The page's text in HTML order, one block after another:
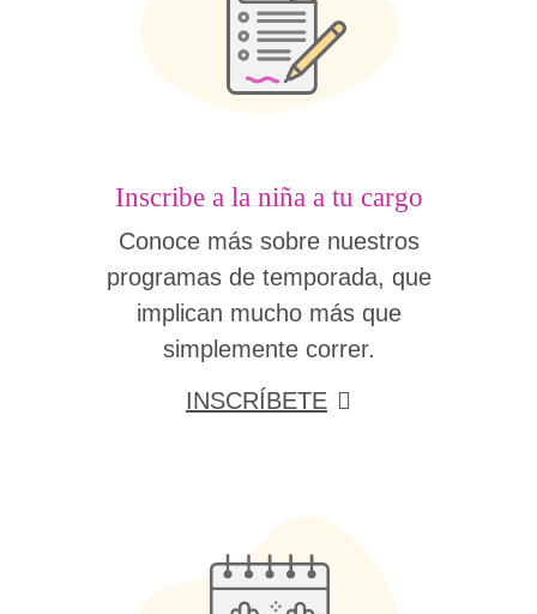
Inscribe a la niña a tu cargo
Conoce más sobre nuestros
programas de temporada, que
implican mucho más que
simplemente correr.
INSCRÍBETE